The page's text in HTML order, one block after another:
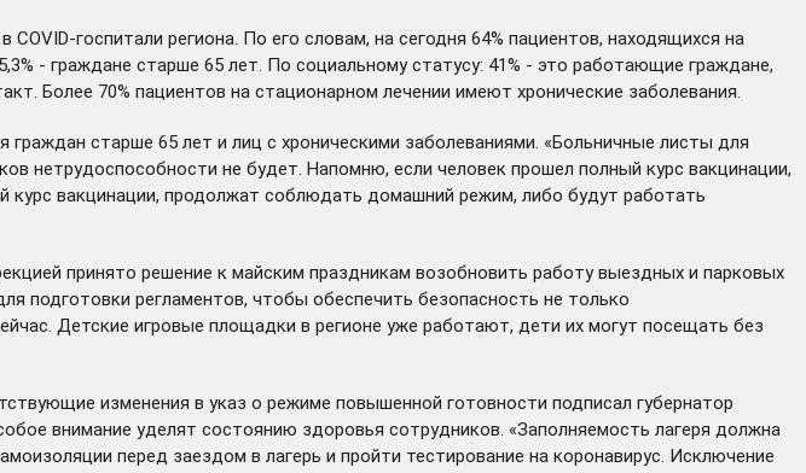
госпитали региона. По его словам, на сегодня 64% пациентов, находящихся на
- граждане старше 65 лет. По социальному статусу: 41% - это работающие граждане,
Более 70% пациентов на стационарном лечении имеют хронические заболевания.
старше 65 лет и лиц с хроническими заболеваниями. «Больничные листы для
нетрудоспособности не будет. Напомню, если человек прошел полный курс вакцинации,
вакцинации, продолжат соблюдать домашний режим, либо будут работать
принято решение к майским праздникам возобновить работу выездных и парковых
подготовки регламентов, чтобы обеспечить безопасность не только
Детские игровые площадки в регионе уже работают, дети их могут посещать без
изменения в указ о режиме повышенной готовности подписал губернатор
внимание уделят состоянию здоровья сотрудников. «Заполняемость лагеря должна
перед заездом в лагерь и пройти тестирование на коронавирус. Исключение